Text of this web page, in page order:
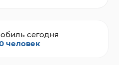
сегодня
человек